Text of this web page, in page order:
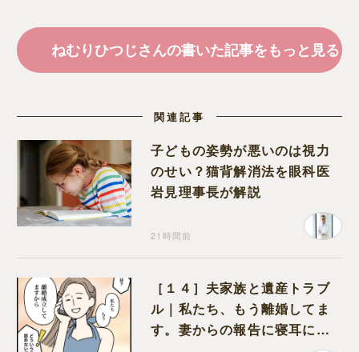
ねむりひつじさんの書いた記事をもっと見る
関連記事
子どもの姿勢が悪いのは視力
のせい？猫背解消法を眼科医
岩見理事長が解説
21時間前
［１４］夫家族と遺産トラブ
ル｜私たち、もう離婚してま
す。妻からの報告に寝耳に水